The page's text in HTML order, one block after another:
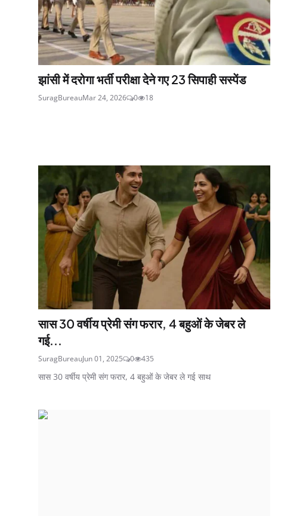
झांसी में दरोगा भर्ती परीक्षा देने गए 23 सिपाही सस्पेंड
SuragBureauMar 24, 2026 0 18
सास 30 वर्षीय प्रेमी संग फरार, 4 बहुओं के जेबर ले
गई...
SuragBureauJun 01, 2025 0 435
सास 30 वर्षीय प्रेमी संग फरार, 4 बहुओं के जेबर ले गई साथ